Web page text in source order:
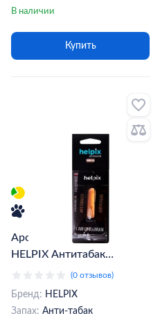
В наличии
Купить
Ароматизатор жидкий
HELPIX Антитабак
(0 отзывов)
Бренд: HELPIX
Запах: Анти-табак